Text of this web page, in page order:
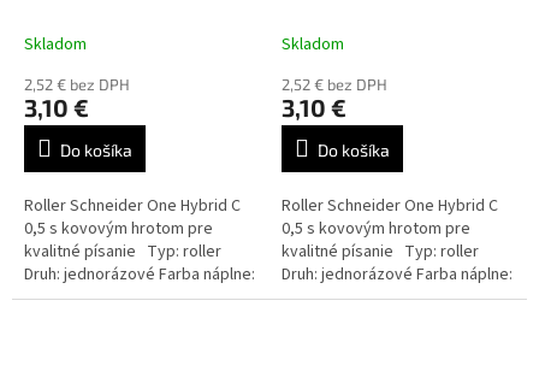
Skladom
2,52 € bez DPH
3,10 €
Do košíka
Roller Schneider One Hybrid C
0,5 s kovovým hrotom pre
kvalitné písanie Typ: roller
Druh: jednorázové Farba náplne:
čierna / červená / modrá /
Skladom
2,52 € bez DPH
3,10 €
Do košíka
Roller Schneider One Hybrid C
0,5 s kovovým hrotom pre
kvalitné písanie Typ: roller
Druh: jednorázové Farba náplne:
čierna / červená / modrá /